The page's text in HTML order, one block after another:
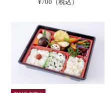
¥700（税込）